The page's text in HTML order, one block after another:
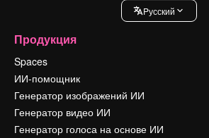
Pусский
Продукция
Spaces
ИИ-помощник
Генератор изображений ИИ
Генератор видео ИИ
Генератор голоса на основе ИИ